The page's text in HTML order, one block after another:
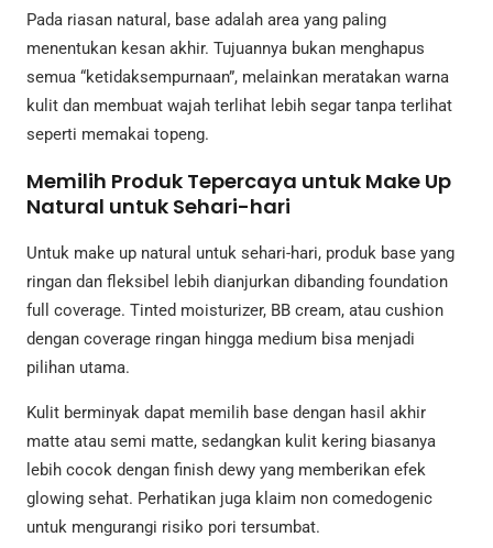
Pada riasan natural, base adalah area yang paling
menentukan kesan akhir. Tujuannya bukan menghapus
semua “ketidaksempurnaan”, melainkan meratakan warna
kulit dan membuat wajah terlihat lebih segar tanpa terlihat
seperti memakai topeng.
Memilih Produk Tepercaya untuk Make Up
Natural untuk Sehari-hari
Untuk make up natural untuk sehari-hari, produk base yang
ringan dan fleksibel lebih dianjurkan dibanding foundation
full coverage. Tinted moisturizer, BB cream, atau cushion
dengan coverage ringan hingga medium bisa menjadi
pilihan utama.
Kulit berminyak dapat memilih base dengan hasil akhir
matte atau semi matte, sedangkan kulit kering biasanya
lebih cocok dengan finish dewy yang memberikan efek
glowing sehat. Perhatikan juga klaim non comedogenic
untuk mengurangi risiko pori tersumbat.